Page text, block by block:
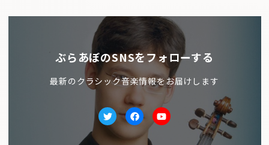
ぶらあぼのSNSをフォローする
最新のクラシック音楽情報をお届けします
TwitterfacebookYoutube